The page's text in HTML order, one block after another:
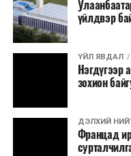
үйлдвэр
ҮЙЛ ЯВДАЛ
Нэгдүгээр
зохион
ДЭЛХИЙ
Францад